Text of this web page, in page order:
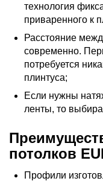
технология
приваренного к
Расстояние
современно.
потребуется
плинтуса;
Если нужны
ленты, то
потолков
Профили